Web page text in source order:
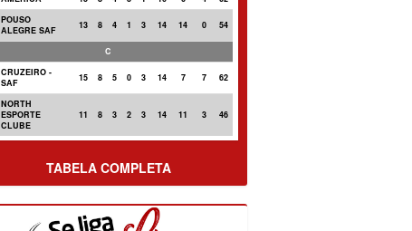
POUSO
ALEGRE SAF
13 8 4 1 3 14 14 0 54
C
CRUZEIRO -
SAF
15 8 5 0 3 14 7 7 62
NORTH
ESPORTE
CLUBE
11 8 3 2 3 14 11 3 46
TABELA COMPLETA